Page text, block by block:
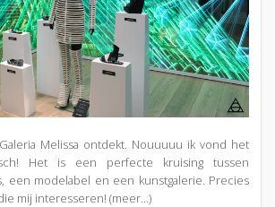
Melissa ontdekt. Nouuuuu ik vond het
Het is een perfecte kruising tussen
een modelabel en een kunstgalerie. Precies
mij interesseren! (meer…)